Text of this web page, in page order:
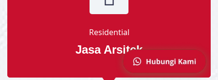
Residential
Jasa Arsitek